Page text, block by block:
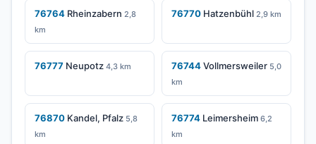
76764 Rheinzabern 2,8
km
76770 Hatzenbühl 2,9 km
76777 Neupotz 4,3 km 76744Vollmersweiler 5,0
km
76870 Kandel, Pfalz 5,8
km
76774 Leimersheim 6,2
km